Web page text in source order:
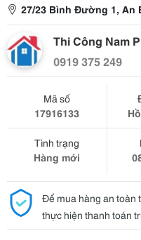
27/23 Bình Đường 1, An
Thi Công Nam
0919 375 249
Mã số
17916133
Tình trạng
Hàng mới
Để mua hàng an toàn
thực hiện thanh toán